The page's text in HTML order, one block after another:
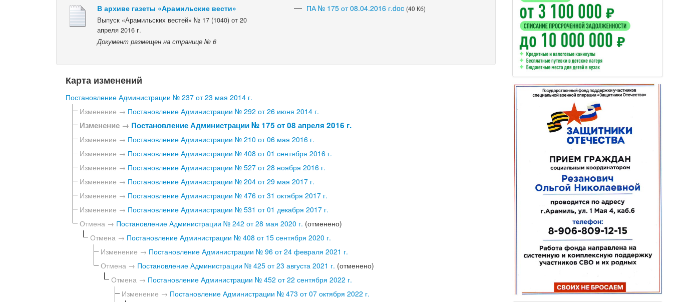
В архиве газеты «Арамильские вести»
Выпуск «Арамильских вестей» № 17 (1040) от 20
апреля 2016 г.
Документ размещен на странице № 6
ПА № 175 от 08.04.2016 г.doc (40 Кб)
Карта изменений
Постановление Администрации № 237 от 23 мая 2014 г.
Изменение → Постановление Администрации № 292 от 26 июня 2014 г.
Изменение → Постановление Администрации № 175 от 08 апреля 2016 г.
Изменение → Постановление Администрации № 210 от 06 мая 2016 г.
Изменение → Постановление Администрации № 408 от 01 сентября 2016 г.
Изменение → Постановление Администрации № 527 от 28 ноября 2016 г.
Изменение → Постановление Администрации № 204 от 29 мая 2017 г.
Изменение → Постановление Администрации № 476 от 31 октября 2017 г.
Изменение → Постановление Администрации № 531 от 01 декабря 2017 г.
Отмена → Постановление Администрации № 242 от 28 мая 2020 г. (отменено)
Отмена → Постановление Администрации № 408 от 15 сентября 2020 г.
Изменение → Постановление Администрации № 96 от 24 февраля 2021 г.
Отмена → Постановление Администрации № 425 от 23 августа 2021 г. (отменено)
Отмена → Постановление Администрации № 452 от 22 сентября 2022 г.
Изменение → Постановление Администрации № 473 от 07 октября 2022 г.